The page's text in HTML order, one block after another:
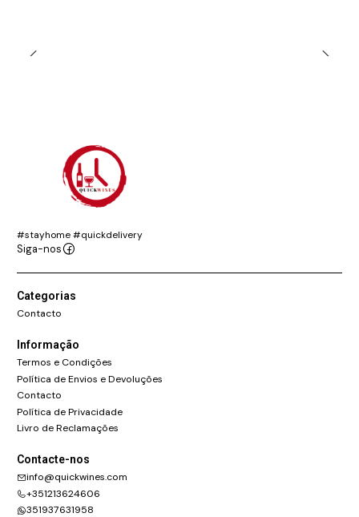
#stayhome #quickdelivery
Siga-nos
Categorias
Contacto
Informação
Termos e Condições
Política de Envios e Devoluções
Contacto
Política de Privacidade
Livro de Reclamações
Contacte-nos
info@quickwines.com
+351213624606
351937631958